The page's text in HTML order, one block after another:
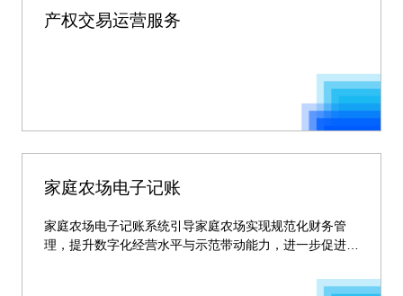
产权交易运营服务
家庭农场电子记账
家庭农场电子记账系统引导家庭农场实现规范化财务管
理，提升数字化经营水平与示范带动能力，进一步促进家